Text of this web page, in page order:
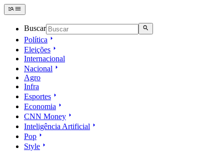
Buscar
Política
Eleições
Internacional
Nacional
Agro
Infra
Esportes
Economia
CNN Money
Inteligência Artificial
Pop
Style